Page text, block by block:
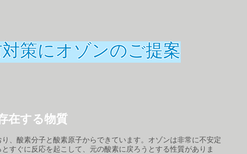
策にオゾンのご提案
在する物質
、酸素分子と酸素原子からできています。オゾンは非常に不安定
すぐに反応を起こして、元の酸素に戻ろうとする性質がありま